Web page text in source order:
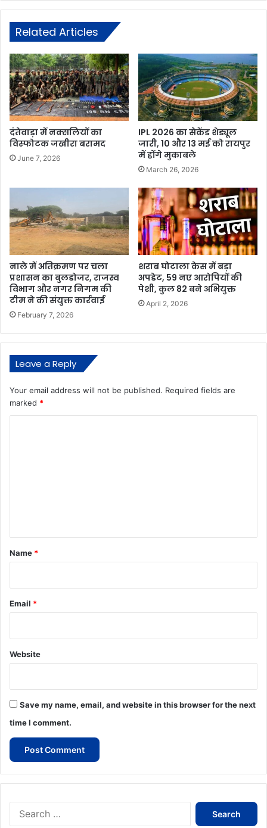
Related Articles
दंतेवाड़ा में नक्सलियों का
विस्फोटक जखीरा बरामद
June 7, 2026
IPL 2026 का सेकेंड शेड्यूल
जारी, 10 और 13 मई को रायपुर
में होंगे मुकाबले
March 26, 2026
नाले में अतिक्रमण पर चला
प्रशासन का बुलडोजर, राजस्व
विभाग और नगर निगम की
टीम ने की संयुक्त कार्रवाई
February 7, 2026
शराब घोटाला केस में बड़ा
अपडेट, 59 नए आरोपियों की
पेशी, कुल 82 बने अभियुक्त
April 2, 2026
Leave a Reply
Your email address will not be published. Required fields are
marked *
*
Name *
Email *
Website
Save my name, email, and website in this browser for the next
time I comment.
Search